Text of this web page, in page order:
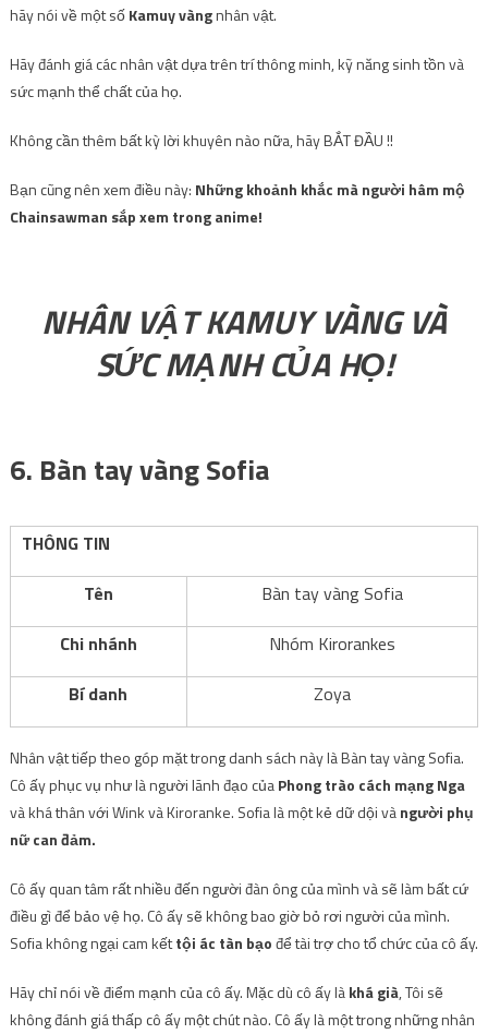
hãy nói về một sốKamuy vàngnhân vật.
Hãy đánh giá các nhân vật dựa trên trí thông minh, kỹ năng sinh tồn và
sức mạnh thể chất của họ.
Không cần thêm bất kỳ lời khuyên nào nữa, hãy BẮT ĐẦU !!
Bạn cũng nên xem điều này: Những khoảnh khắc mà người hâm mộ
Chainsawman sắp xem trong anime!
NHÂN VẬT KAMUY VÀNG VÀ
SỨC MẠNH CỦA HỌ!
6. Bàn tay vàng Sofia
THÔNG TIN
Tên
Bàn tay vàng Sofia
Chi nhánh
Nhóm Kirorankes
Bí danh
Zoya
Nhân vật tiếp theo góp mặt trong danh sách này là Bàn tay vàng Sofia.
Cô ấy phục vụ như là người lãnh đạo củaPhong trào cách mạng Nga
và khá thân với Wink và Kiroranke. Sofia là một kẻ dữ dội vàngười phụ
nữ can đảm.
Cô ấy quan tâm rất nhiều đến người đàn ông của mình và sẽ làm bất cứ
điều gì để bảo vệ họ. Cô ấy sẽ không bao giờ bỏ rơi người của mình.
Sofia không ngại cam kếttội ác tàn bạođể tài trợ cho tổ chức của cô ấy.
Hãy chỉ nói về điểm mạnh của cô ấy. Mặc dù cô ấy làkhá già, Tôi sẽ
không đánh giá thấp cô ấy một chút nào. Cô ấy là một trong những nhân